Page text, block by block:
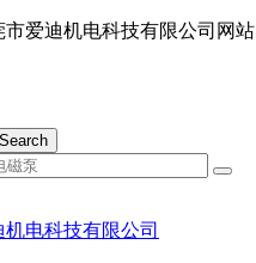
市爱迪机电科技有限公司网站